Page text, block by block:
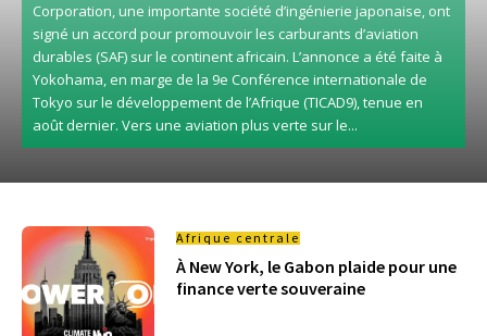
Corporation, une importante société d’ingénierie japonaise, ont
signé un accord pour promouvoir les carburants d’aviation
durables (SAF) sur le continent africain. L’annonce a été faite à
Yokohama, en marge de la 9e Conférence internationale de
Tokyo sur le développement de l’Afrique (TICAD9), tenue en
août dernier. Vers une aviation plus verte sur le...
Afrique centrale
À New York, le Gabon plaide pour une
finance verte souveraine